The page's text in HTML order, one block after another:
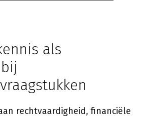
als
rechtvaardigheid, financiële